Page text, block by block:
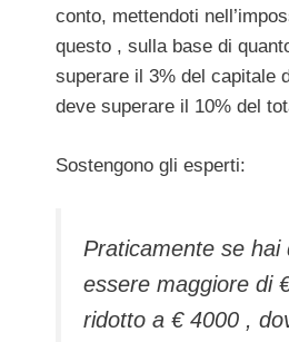
conto, mettendoti
questo , sulla base di
superare il 3% del capitale
deve superare il 10% del
Sostengono gli esperti:
Praticamente se
essere maggiore di
ridotto a € 4000 ,